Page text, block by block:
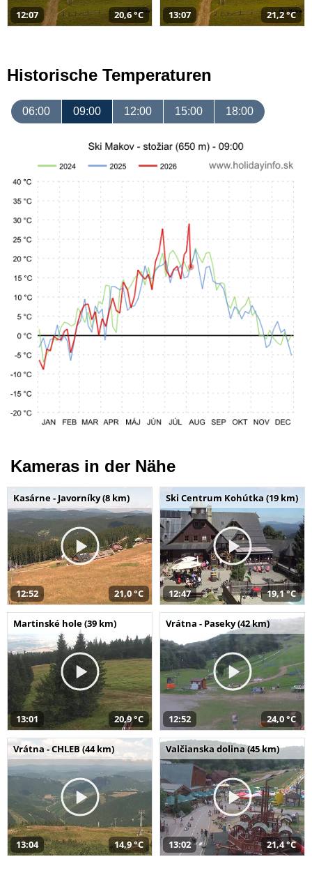
12:07 20,6 °C 13:07 21,2 °C
Historische Temperaturen
06:00 09:00 12:00 15:00 18:00
Kameras in der Nähe
Kasárne - Javorníky (8 km)
12:52 21,0 °C
Ski Centrum Kohútka (19 km)
12:47 19,1 °C
Martinské hole (39 km)
13:01 20,9 °C
Vrátna - Paseky (42 km)
12:52 24,0 °C
Vrátna - CHLEB (44 km)
13:04 14,9 °C
Valčianska dolina (45 km)
13:02 21,4 °C